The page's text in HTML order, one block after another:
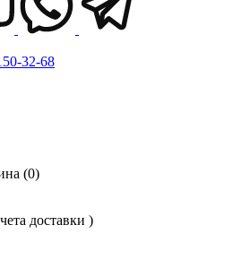
32-68
(0)
доставки )